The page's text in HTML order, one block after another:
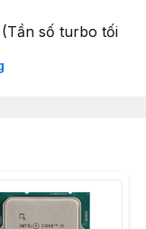
số turbo tối
(Tổng bộ
: DDR4 và